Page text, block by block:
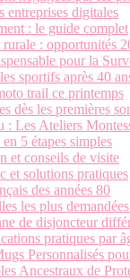
entreprises digitales
: le guide complet
: opportunités
pour la
sportifs après 40
trail ce printemps
dès les premières
: Les Ateliers
5 étapes simples
et conseils de visite
et solutions pratiques
des années 80
les plus
de disjoncteur
pratiques par
Personnalisés
Ancestraux de